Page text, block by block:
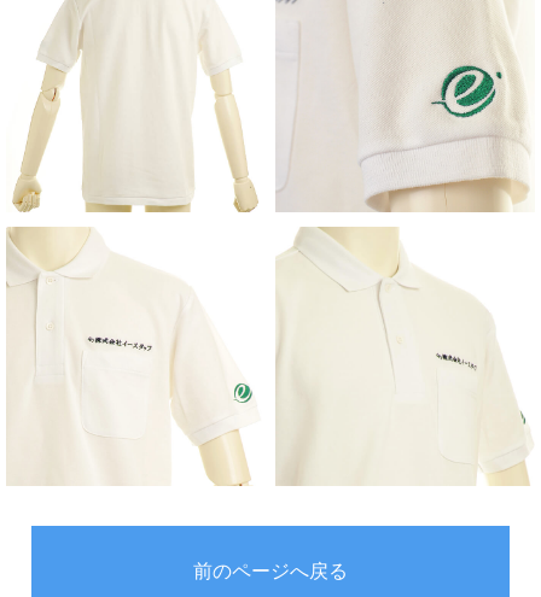
前のページへ戻る